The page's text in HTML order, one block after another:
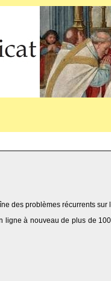
des problèmes récurrents sur
à nouveau de plus de